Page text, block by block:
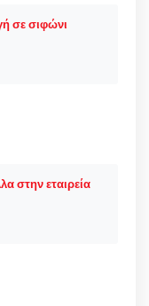
σε σιφώνι
στην εταιρεία